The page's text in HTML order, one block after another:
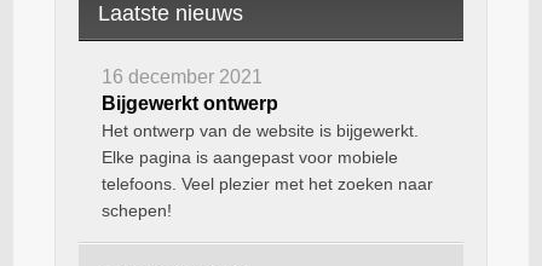
Laatste nieuws
16 december 2021
Bijgewerkt ontwerp
Het ontwerp van de website is bijgewerkt.
Elke pagina is aangepast voor mobiele
telefoons. Veel plezier met het zoeken naar
schepen!